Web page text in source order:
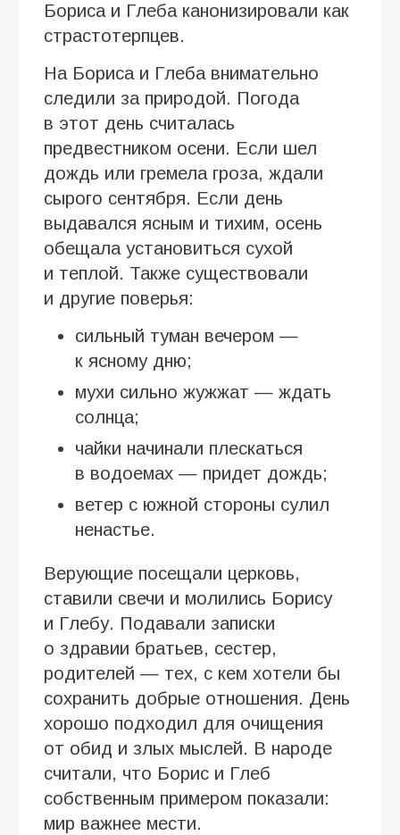
Бориса и Глеба канонизировали как
страстотерпцев.
На Бориса и Глеба внимательно
следили за природой. Погода
в этот день считалась
предвестником осени. Если шел
дождь или гремела гроза, ждали
сырого сентября. Если день
выдавался ясным и тихим, осень
обещала установиться сухой
и теплой. Также существовали
и другие поверья:
сильный туман вечером —
к ясному дню;
мухи сильно жужжат — ждать
солнца;
чайки начинали плескаться
в водоемах — придет дождь;
ветер с южной стороны сулил
ненастье.
Верующие посещали церковь,
ставили свечи и молились Борису
и Глебу. Подавали записки
о здравии братьев, сестер,
родителей — тех, с кем хотели бы
сохранить добрые отношения. День
хорошо подходил для очищения
от обид и злых мыслей. В народе
считали, что Борис и Глеб
собственным примером показали:
мир важнее мести.